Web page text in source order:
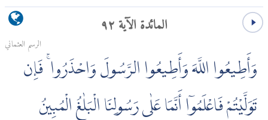
المائدة الآية ٩٢
الرسم العثماني
وَأَطِيعُوا اللَّهَ وَأَطِيعُوا الرَّسُولَ وَاحْذَرُوا ۚ فَإِن
تَوَلَّيْتُمْ فَاعْلَمُوٓا أَنَّمَا عَلٰى رَسُولِنَا الْبَلٰغُ الْمُبِينُ